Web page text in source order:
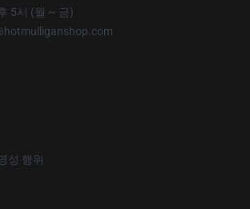
5시 (월 ~ 금)
성 행위